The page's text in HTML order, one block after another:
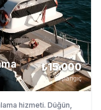
₺15.000
başlangıç
hizmeti. Düğün,